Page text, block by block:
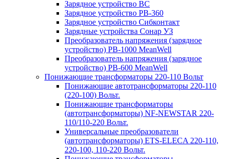
Зарядное устройство BC
Зарядное устройство PB-360
Зарядное устройство Сибконтакт
Зарядные устройства Сонар УЗ
Преобразователь напряжения (зарядное
устройство) PB-1000 MeanWell
Преобразователь напряжения (зарядное
устройство) PB-600 MeanWell
Понижающие трансформаторы 220-110 Вольт
Понижающие автотрансформаторы 220-110
(220-100) Вольт.
Понижающие трансформаторы
(автотрансформаторы) NF-NEWSTAR 220-
110/110-220 Вольт.
Универсальные преобразователи
(автотрансформаторы) ETS-ELECA 220-110,
220-100, 110-220 Вольт.